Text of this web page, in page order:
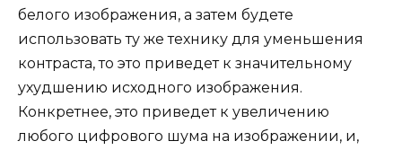
белого изображения, а затем будете
использовать ту же технику для уменьшения
контраста, то это приведет к значительному
ухудшению исходного изображения.
Конкретнее, это приведет к увеличению
любого цифрового шума на изображении, и,